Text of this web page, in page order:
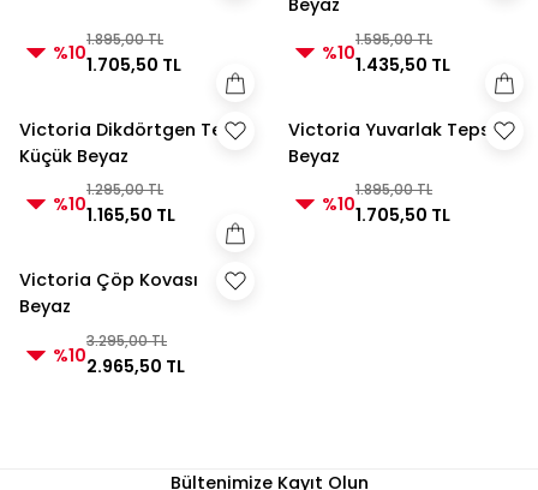
%10
1.895,00 TL
1.705,50 TL %10
1.595,00 TL
1.435,50 TL
Victoria Dikdörtgen Tepsi
Küçük Beyaz
%10
1.295,00 TL
1.165,50 TL
Victoria Yuvarlak Tepsi
Beyaz
%10
1.895,00 TL
1.705,50 TL
Victoria Çöp Kovası
Beyaz
%10
3.295,00 TL
2.965,50 TL
Bültenimize Kayıt Olun